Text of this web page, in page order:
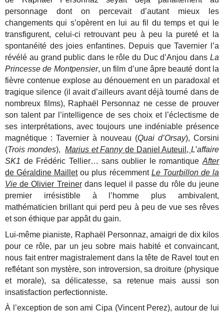
personnage dont on percevait d’autant mieux les
changements qui s’opèrent en lui au fil du temps et qui le
transfigurent, celui-ci retrouvant peu à peu la pureté et la
spontanéité des joies enfantines. Depuis que Tavernier l’a
révélé au grand public dans le rôle du Duc d’Anjou dans La
Princesse de Montpensier, un film d’une âpre beauté dont la
fièvre contenue explose au dénouement en un paradoxal et
tragique silence (il avait d’ailleurs avant déjà tourné dans de
nombreux films), Raphaël Personnaz ne cesse de prouver
son talent par l’intelligence de ses choix et l’éclectisme de
ses interprétations, avec toujours une indéniable présence
magnétique : Tavernier à nouveau (Quai d’Orsay), Corsini
(Trois mondes),Marius et Fannyde Daniel Auteuil, L’affaire
SK1 de Frédéric Tellier… sans oublier le romantique After
de Géraldine Mailletou plus récemment Le Tourbillon de la
Vie de Olivier Treinerdans lequel il passe du rôle du jeune
premier irrésistible à l’homme plus ambivalent,
mathématicien brillant qui perd peu à peu de vue ses rêves
et son éthique par appât du gain.
Lui-même pianiste, Raphaël Personnaz, amaigri de dix kilos
pour ce rôle, par un jeu sobre mais habité et convaincant,
nous fait entrer magistralement dans la tête de Ravel tout en
reflétant son mystère, son introversion, sa droiture (physique
et morale), sa délicatesse, sa retenue mais aussi son
insatisfaction perfectionniste.
À l’exception de son ami Cipa (Vincent Perez), autour de lui